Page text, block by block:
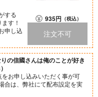
する
す！
申し込
935円（税込）
注文不可
の信國さんは俺のことが好き
お申し込みいただく事が可
合は、弊社にて配布設定を実